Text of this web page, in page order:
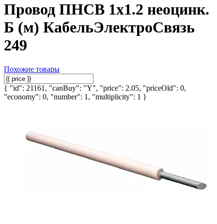
Провод ПНСВ 1х1.2 неоцинк.
Б (м) КабельЭлектроСвязь
249
Похожие товары
{ "id": 21161, "canBuy": "Y", "price": 2.05, "priceOld": 0,
"economy": 0, "number": 1, "multiplicity": 1 }